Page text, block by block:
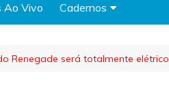
Ao Vivo Cadernos
Automóveis
Renegade será totalmente elétrico